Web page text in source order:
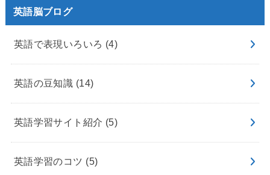
英語脳ブログ
英語で表現いろいろ (4)
英語の豆知識 (14)
英語学習サイト紹介 (5)
英語学習のコツ (5)